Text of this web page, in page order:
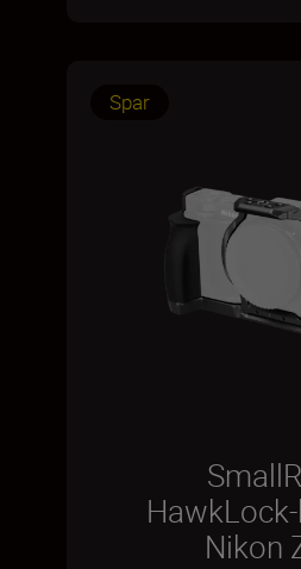
Spar
Nikon